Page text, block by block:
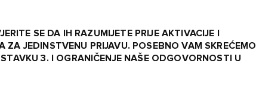
SE DA IH RAZUMIJETE PRIJE AKTIVACIJE I
ZA JEDINSTVENU PRIJAVU. POSEBNO VAM SKREĆEMO
3. I OGRANIČENJE NAŠE ODGOVORNOSTI U